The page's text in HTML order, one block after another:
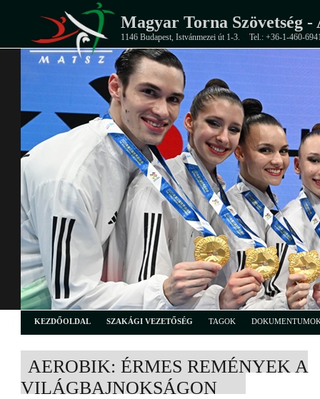
Magyar Torna Szövetség -
1146 Budapest, Istvánmezei út 1-3. Tel.: +36-1-460-
KEZDŐOLDAL SZAKÁGI VEZETŐSÉG TAGOK
AEROBIK: ÉRMES REMÉNYEK A
VILÁGBAJNOKSÁGON